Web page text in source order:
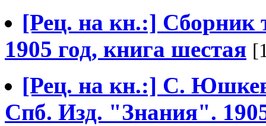
[Рец. на кн.:] Сборник
1905 год, книга шестая
[Рец. на кн.:] С.
Спб. Изд. "Знания".